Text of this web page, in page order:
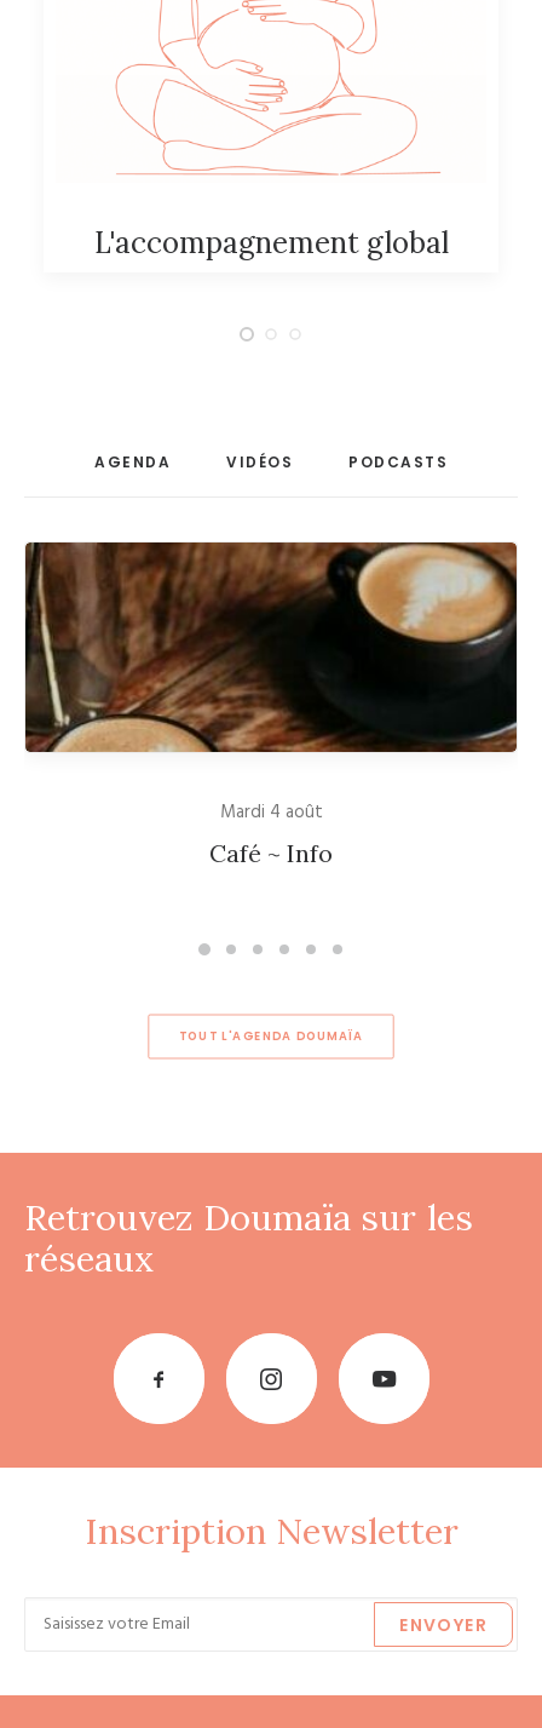
L'accompagnement global
AGENDA VIDÉOS PODCASTS
Mardi 4 août
Café ~ Info
TOUT L'AGENDA DOUMAÏA
Retrouvez Doumaïa sur les
réseaux
Inscription Newsletter